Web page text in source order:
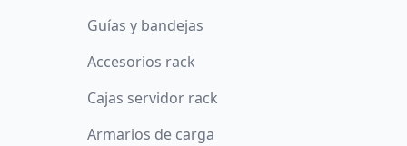
Guías y bandejas
Accesorios rack
Cajas servidor rack
Armarios de carga